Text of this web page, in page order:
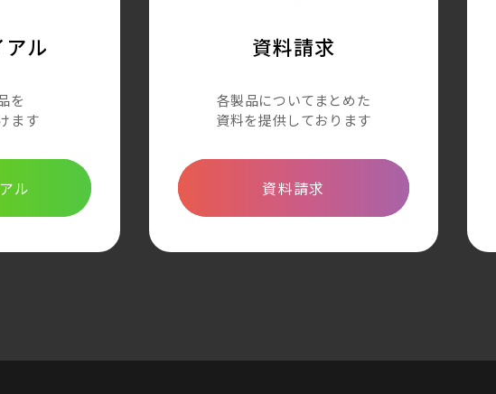
アル
を
ます
ル
資料請求
各製品についてまとめた
資料を提供しております
資料請求